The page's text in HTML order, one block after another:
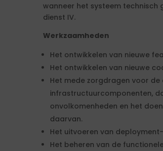
wanneer het systeem technisch
dienst IV.
Werkzaamheden
Het ontwikkelen van nieuwe
Het ontwikkelen van nieuwe
Het mede zorgdragen voor
infrastructuurcomponenten,
onvolkomenheden en het
daarvan.
Het uitvoeren van
Het beheren van de